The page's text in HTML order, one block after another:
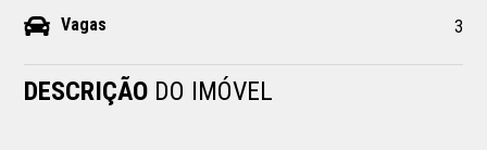
Vagas 3
DESCRIÇÃO DO IMÓVEL